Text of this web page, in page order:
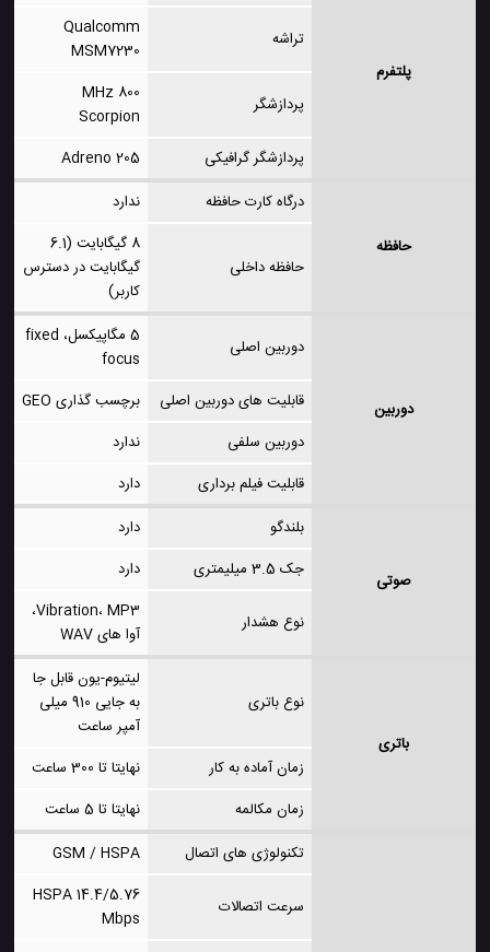
پلتفرم
تراشه
Qualcomm
MSM7230
پردازشگر
800 MHz
Scorpion
پردازشگر گرافیکی
Adreno 205
حافظه
درگاه کارت حافظه ندارد
حافظه داخلی
8 گیگابایت (6.1
گیگابایت در دسترس
کاربر)
دوربین
دوربین اصلی
5 مگاپیکسل، fixed
focus
قابلیت های دوربین اصلی
برچسب گذاری GEO
دوربین سلفی
ندارد
قابلیت فیلم برداری
دارد
صوتی
بلندگو
دارد
جک 3.5 میلیمتری
دارد
نوع هشدار
Vibration، MP3،
آوا های WAV
باتری
نوع باتری
لیتیوم-یون قابل جا
به جایی 910 میلی
آمپر ساعت
زمان آماده به کار
نهایتا تا 300 ساعت
زمان مکالمه
نهایتا تا 5 ساعت
تکنولوژی های اتصال
GSM / HSPA
سرعت اتصالات
HSPA 14.4/5.76
Mbps